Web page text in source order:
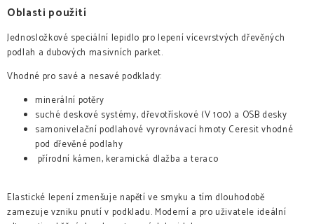
Oblasti použití
Jednosložkové speciální lepidlo pro lepení vícevrstvých dřevěných
podlah a dubových masivních parket.
Vhodné pro savé a nesavé podklady:
minerální potěry
suché deskové systémy, dřevotřískové (V 100) a OSB desky
samonivelační podlahové vyrovnávací hmoty Ceresit vhodné
pod dřevěné podlahy
přírodní kámen, keramická dlažba a teraco
Elastické lepení zmenšuje napětí ve smyku a tím dlouhodobě
zamezuje vzniku pnutí v podkladu. Moderní a pro uživatele ideální